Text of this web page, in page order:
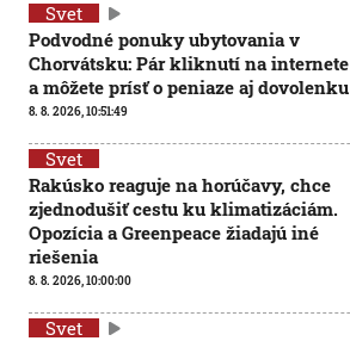
Svet
Podvodné ponuky ubytovania v
Chorvátsku: Pár kliknutí na internete
a môžete prísť o peniaze aj dovolenku
8. 8. 2026, 10:51:49
Svet
Rakúsko reaguje na horúčavy, chce
zjednodušiť cestu ku klimatizáciám.
Opozícia a Greenpeace žiadajú iné
riešenia
8. 8. 2026, 10:00:00
Svet